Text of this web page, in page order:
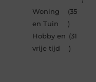
Woning
en Tuin
(35
)
Hobby en
vrije tijd
(31
)